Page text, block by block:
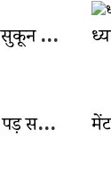
इन 5 पॉजिटिव कदमों से रखें शांति और सुकून भरे नए साल में कदम
गहरे दुख में रहने से आपकी याददाश्त पर पड़ सकता है असर: जानें कैसे?